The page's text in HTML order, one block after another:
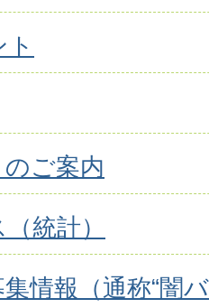
のご案内
統計）
情報（通称“闇